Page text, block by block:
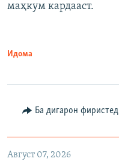
маҳкум кардааст.
Идома
Ба дигарон фиристед
Август 07, 2026